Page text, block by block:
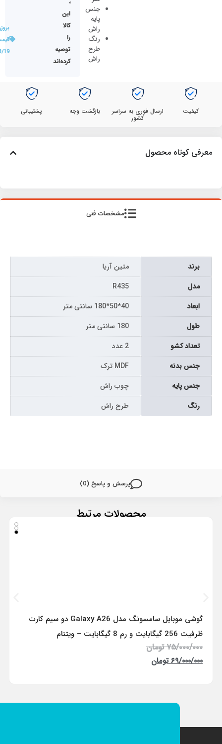
جنس
پایه
راش
رنگ
طرح
راش
این
کالا
را
توصیه
کرده‌اند
19
کیفیت ارسال فوری به سراسر
کشور
بازگشت وجه پشتیبانی
معرفی کوتاه محصول
مشخصات فنی
پرسش و پاسخ (0)
برند
متین آریا
مدل
R435
ابعاد
40*50*180 سانتی متر
طول
180 سانتی متر
تعداد کشو
2 عدد
جنس بدنه
MDF ترک
جنس پایه
چوب راش
رنگ
طرح راش
محصولات مرتبط
گوشی موبایل سامسونگ مدل Galaxy A26 دو سیم کارت
ظرفیت 256 گیگابایت و رم 8 گیگابایت – ویتنام
۷۵/۰۰۰/۰۰۰ تومان
۶۹/۰۰۰/۰۰۰ تومان